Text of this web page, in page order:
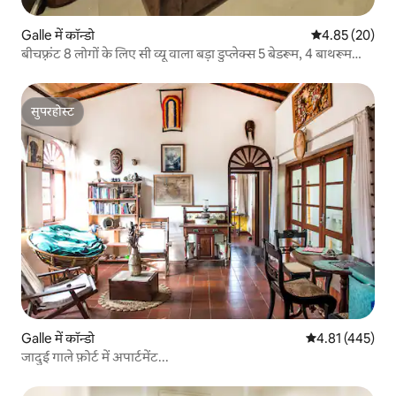
Galle में कॉन्डो औसत रेटिंग 5 में
4.85 (20)
बीचफ़्रंट 8 लोगों के लिए सी व्यू वाला बड़ा डुप्लेक्स 5 बेडरूम, 4 बाथरूम
सुपरहोस्ट
सुपरहोस्ट
Galle में कॉन्डो औसत रेटिंग 5 में से
4.81 (445)
जादुई गाले फ़ोर्ट में अपार्टमेंट...